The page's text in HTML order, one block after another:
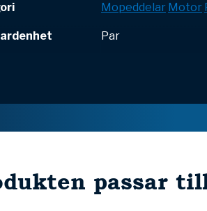
Mopeddelar Motor
Par
passar